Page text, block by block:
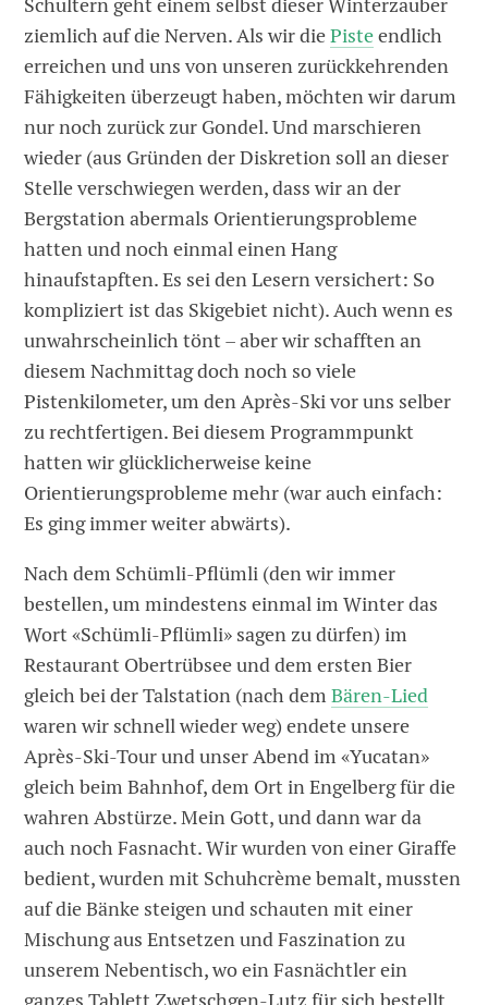
Schultern geht einem selbst dieser Winterzauber
ziemlich auf die Nerven. Als wir diePisteendlich
erreichen und uns von unseren zurückkehrenden
Fähigkeiten überzeugt haben, möchten wir darum
nur noch zurück zur Gondel. Und marschieren
wieder (aus Gründen der Diskretion soll an dieser
Stelle verschwiegen werden, dass wir an der
Bergstation abermals Orientierungsprobleme
hatten und noch einmal einen Hang
hinaufstapften. Es sei den Lesern versichert: So
kompliziert ist das Skigebiet nicht). Auch wenn es
unwahrscheinlich tönt – aber wir schafften an
diesem Nachmittag doch noch so viele
Pistenkilometer, um den Après-Ski vor uns selber
zu rechtfertigen. Bei diesem Programmpunkt
hatten wir glücklicherweise keine
Orientierungsprobleme mehr (war auch einfach:
Es ging immer weiter abwärts).
Nach dem Schümli-Pflümli (den wir immer
bestellen, um mindestens einmal im Winter das
Wort «Schümli-Pflümli» sagen zu dürfen) im
Restaurant Obertrübsee und dem ersten Bier
gleich bei der Talstation (nach demBären-Lied
waren wir schnell wieder weg) endete unsere
Après-Ski-Tour und unser Abend im «Yucatan»
gleich beim Bahnhof, dem Ort in Engelberg für die
wahren Abstürze. Mein Gott, und dann war da
auch noch Fasnacht. Wir wurden von einer Giraffe
bedient, wurden mit Schuhcrème bemalt, mussten
auf die Bänke steigen und schauten mit einer
Mischung aus Entsetzen und Faszination zu
unserem Nebentisch, wo ein Fasnächtler ein